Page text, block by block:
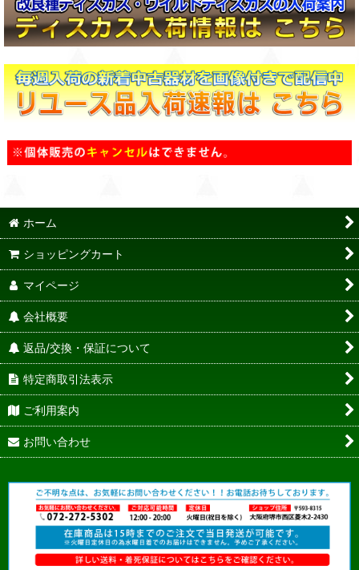
ホーム
ショッピングカート
マイページ
会社概要
返品/交換・保証について
特定商取引法表示
ご利用案内
お問い合わせ